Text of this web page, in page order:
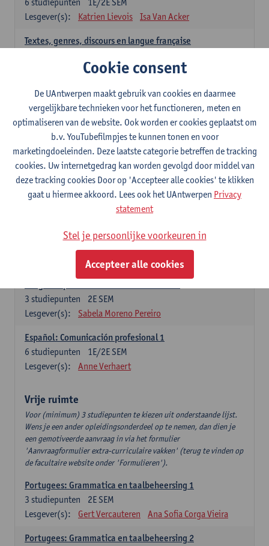
Lesgever(s):
Katrien Lievois Isa Van Acker
Textes, genres, discours en langue française
Kris Peeters
Spaans: verplichte opleidingsonderdelen
Gramática española 1
1E SEM
studiepunten
Lesgever(s):
Anne Verhaert
Gramática española 2
2E SEM
3studiepunten
Anne Verhaert
Lengua española: Destrezas básicas
Sabela Moreno Pereiro
2E SEM
3 studiepunten
Lesgever(s):
Sabela Moreno Pereiro
Español: Comunicación profesional 1
1E/2E SEM
6 studiepunten
Lesgever(s):
Anne Verhaert
Vrije ruimte
Voor (minimum) 3 studiepunten te kiezen uit onderstaande lijst.
Wens je een ander opleidingsonderdeel op te nemen, dan dien je
een gemotiveerde aanvraag in via het formulier
'Aanvraagformulier extra-curriculaire vakken' (terug te vinden op
de facultaire website onder 'Formulieren').
Portugees: Grammatica en taalbeheersing 1
2E SEM
3 studiepunten
Lesgever(s):
Gert Vercauteren Ana Sofia Corga Vieira
Portugees: Grammatica en taalbeheersing 2
Cookie consent
De UAntwerpen maakt gebruik van cookies en daarmee
vergelijkbare technieken voor het functioneren, meten en
optimaliseren van de website. Ook worden er cookies geplaatst om
b.v. YouTubefilmpjes te kunnen tonen en voor
marketingdoeleinden. Deze laatste categorie betreffen de tracking
cookies. Uw internetgedrag kan worden gevolgd door middel van
deze tracking cookies Door op 'Accepteer alle cookies' te klikken
gaat u hiermee akkoord. Lees ook het UAntwerpen Privacy
statement
Stel je persoonlijke voorkeuren in
Accepteer alle cookies